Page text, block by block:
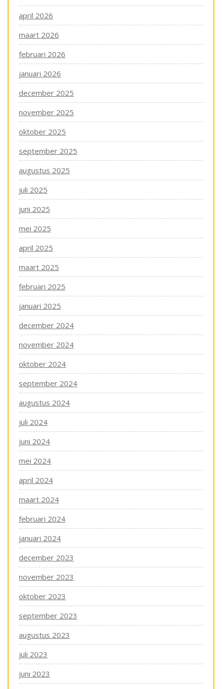
april 2026
maart 2026
februari 2026
januari 2026
december 2025
november 2025
oktober 2025
september 2025
augustus 2025
juli 2025
juni 2025
mei 2025
april 2025
maart 2025
februari 2025
januari 2025
december 2024
november 2024
oktober 2024
september 2024
augustus 2024
juli 2024
juni 2024
mei 2024
april 2024
maart 2024
februari 2024
januari 2024
december 2023
november 2023
oktober 2023
september 2023
augustus 2023
juli 2023
juni 2023